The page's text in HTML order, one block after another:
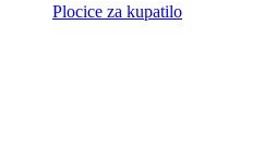
Plocice za kupatilo